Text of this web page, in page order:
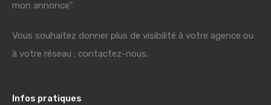
mon annonce"
Vous souhaitez donner plus de visibilité à votre agence ou
à votre réseau : contactez-nous.
Infos pratiques